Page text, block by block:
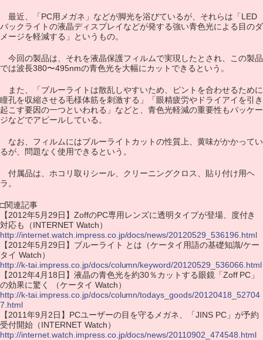
最近、「PC用メガネ」などが脚光を浴びているが、それらは「LED
バックライトの液晶ディスプレイなどが発する強い青色光による目のダ
メージを軽減する」というもの。
今回の製品は、それを液晶保護フィルムで実現したとされ、この製品
では波長380〜495nmの青色光を大幅にカットできるという。
また、「ブルーライトは散乱しやすいため、ピントを合わせるために
瞳孔を収縮させる毛様体筋を刺激する」「眼精疲労やドライアイを引き
起こす要因の一つといわれる」などと、青色光軽減の重要性もパッケー
ジなどでアピールしている。
なお、フィルムにはブルーライトカットの性質上、黄味がかかってい
るが、問題なく使用できるという。
付属品は、ホコリ取りシール、クリーニングクロス、貼り付け用ヘ
ラ。
□関連記事
【2012年5月29日】ZoffのPC専用レンズに透明タイプが登場、度付き
対応も（INTERNET Watch）
http://internet.watch.impress.co.jp/docs/news/20120529_536196.html
【2012年5月29日】ブルーライト とは（ケータイ用語の基礎知識/ケー
タイ Watch）
http://k-tai.impress.co.jp/docs/column/keyword/20120529_536066.html
【2012年4月18日】液晶の青色光を約30％カットする眼鏡「Zoff PC」
の効果に驚く （ケータイ Watch）
http://k-tai.impress.co.jp/docs/column/todays_goods/20120418_52704
7.html
【2011年9月2日】PCユーザーの目を守るメガネ、「JINS PC」が予約
受付開始（INTERNET Watch）
http://internet.watch.impress.co.jp/docs/news/20110902_474548.html